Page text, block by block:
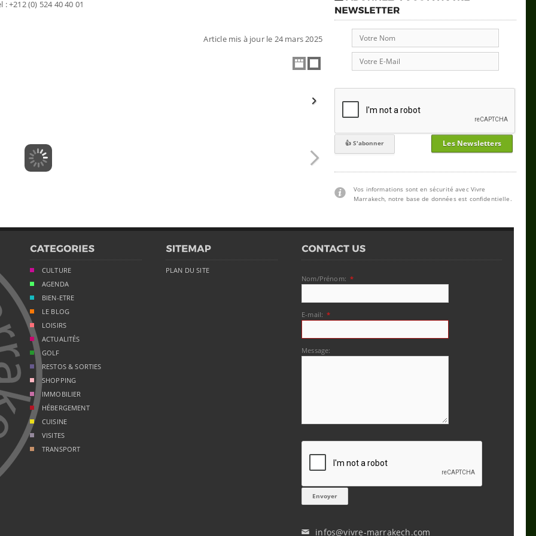
: +212 (0) 524 40 40 01
Article mis à jour le 24 mars 2025
Les Newsletters
Vos informations sont en sécurité avec Vivre
Marrakech, notre base de données est confidentielle.
CULTURE
AGENDA
BIEN-ETRE
LE BLOG
LOISIRS
ACTUALITÉS
GOLF
RESTOS & SORTIES
SHOPPING
IMMOBILIER
HÉBERGEMENT
CUISINE
VISITES
TRANSPORT
PLAN DU SITE
Nom/Prénom: *
E-mail: *
Message:
✉ infos@vivre-marrakech.com